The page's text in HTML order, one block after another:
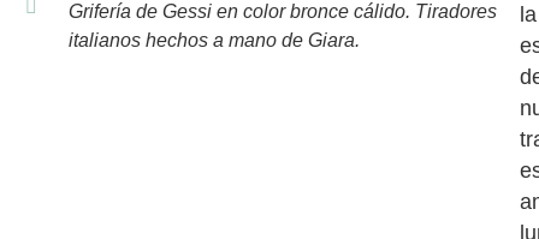
Grifería de Gessi en color bronce cálido. Tiradores
italianos hechos a mano de Giara.
la